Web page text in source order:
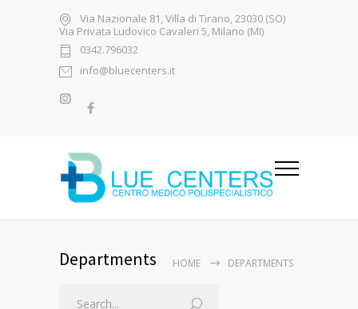
Via Nazionale 81, Villa di Tirano, 23030 (SO)
Via Privata Ludovico Cavaleri 5, Milano (MI)
0342.796032
info@bluecenters.it
Departments HOME DEPARTMENTS